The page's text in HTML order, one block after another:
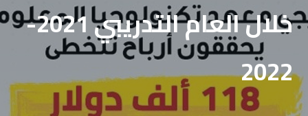
خلال العام التدريبي 2021-
2022